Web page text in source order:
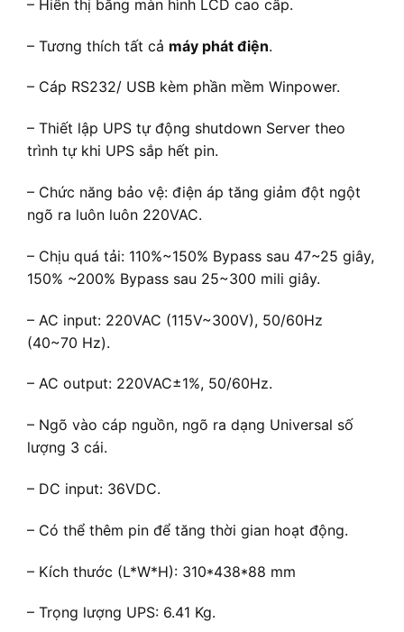
– Hiển thị bằng màn hình LCD cao cấp.
– Tương thích tất cả máy phát điện.
– Cáp RS232/ USB kèm phần mềm Winpower.
– Thiết lập UPS tự động shutdown Server theo
trình tự khi UPS sắp hết pin.
– Chức năng bảo vệ: điện áp tăng giảm đột ngột
ngõ ra luôn luôn 220VAC.
– Chịu quá tải: 110%~150% Bypass sau 47~25 giây,
150% ~200% Bypass sau 25~300 mili giây.
– AC input: 220VAC (115V~300V), 50/60Hz
(40~70 Hz).
– AC output: 220VAC±1%, 50/60Hz.
– Ngõ vào cáp nguồn, ngõ ra dạng Universal số
lượng 3 cái.
– DC input: 36VDC.
– Có thể thêm pin để tăng thời gian hoạt động.
– Kích thước (L*W*H): 310*438*88 mm
– Trọng lượng UPS: 6.41 Kg.